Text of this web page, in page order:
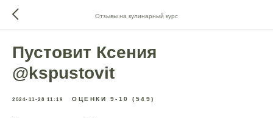
Отзывы на кулинарный курс
Пустовит Ксения
@kspustovit
2024-11-28 11:19 ОЦЕНКИ 9-10 (549)